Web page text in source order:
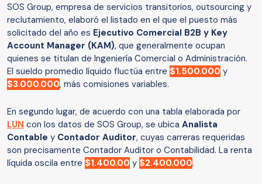
SOS Group, empresa de servicios transitorios, outsourcing y
reclutamiento, elaboró el listado en el que el puesto más
solicitado del año es Ejecutivo Comercial B2B y Key
Account Manager (KAM), que generalmente ocupan
quienes se titulan de Ingeniería Comercial o Administración.
El sueldo promedio líquido fluctúa entre $1.500.000 y
$3.000.000, más comisiones variables.
En segundo lugar, de acuerdo con una tabla elaborada por
LUN con los datos de SOS Group, se ubica Analista
Contable y Contador Auditor, cuyas carreras requeridas
son precisamente Contador Auditor o Contabilidad. La renta
líquida oscila entre $1.400.00 y $2.400.000.